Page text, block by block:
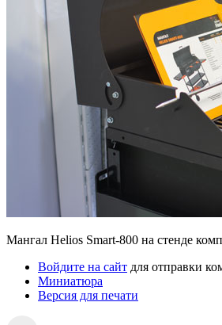
Мангал Helios Smart-800 на стенде
Войдите на сайт для отправки
Миниатюра
Версия для печати